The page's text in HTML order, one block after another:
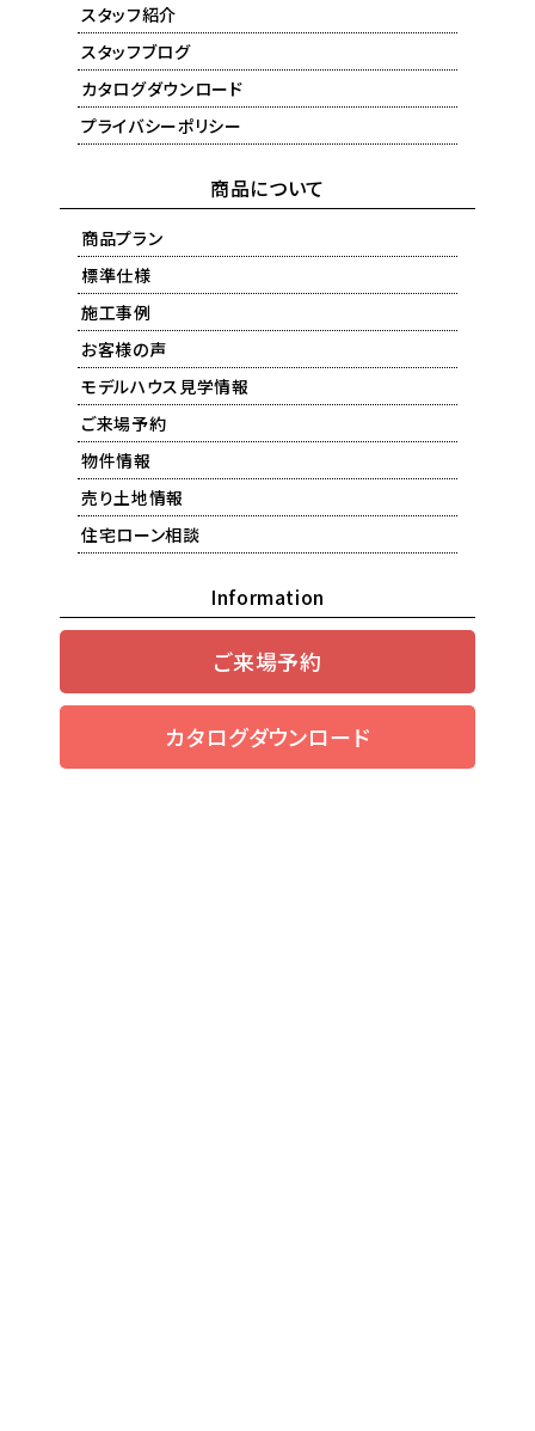
スタッフ紹介
スタッフブログ
カタログダウンロード
プライバシーポリシー
商品について
商品プラン
標準仕様
施工事例
お客様の声
モデルハウス見学情報
ご来場予約
物件情報
売り土地情報
住宅ローン相談
Information
ご来場予約
カタログダウンロード